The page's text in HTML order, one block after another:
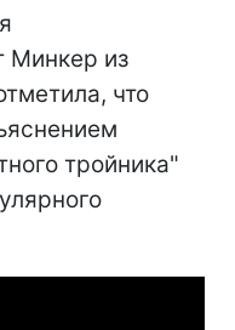
Минкер из
что
тройника"